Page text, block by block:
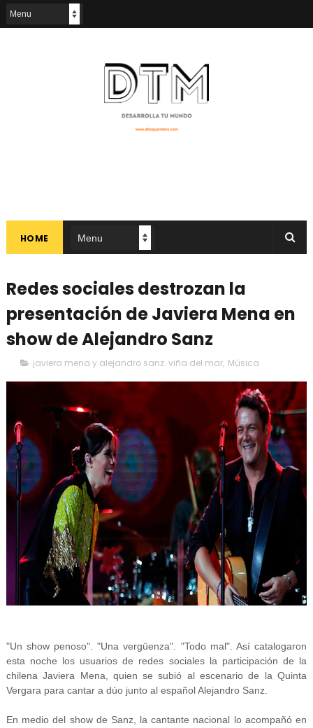
HOME
Redes sociales destrozan la
presentación de Javiera Mena en
show de Alejandro Sanz
javiera mena y alejandro sanz. viña del mar, Música
"Un show penoso". "Una vergüenza". "Todo mal". Así catalogaron
esta noche los usuarios de redes sociales la participación de la
chilena Javiera Mena, quien se subió al escenario de la Quinta
Vergara para cantar a dúo junto al español Alejandro Sanz.
En medio del show de Sanz, la cantante nacional lo acompañó en